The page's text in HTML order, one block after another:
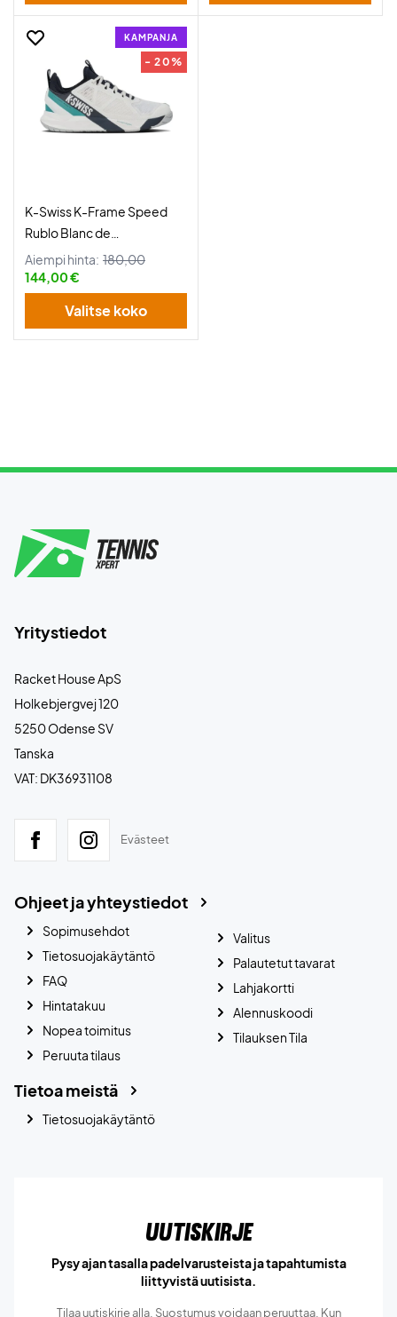
KAMPANJA
- 20%
K-Swiss K-Frame Speed
Rublo Blanc de
Blanc/Carbon/Baltic
Aiempi hinta: 180,00
144,00 €
Valitse koko
Yritystiedot
Racket House ApS
Holkebjergvej 120
5250 Odense SV
Tanska
VAT: DK36931108
Evästeet
Ohjeet ja yhteystiedot
Sopimusehdot
Tietosuojakäytäntö
FAQ
Hintatakuu
Nopea toimitus
Peruuta tilaus
Valitus
Palautetut tavarat
Lahjakortti
Alennuskoodi
Tilauksen Tila
Tietoa meistä
Tietosuojakäytäntö
Uutiskirje
Pysy ajan tasalla padelvarusteista ja tapahtumista
liittyvistä uutisista.
Tilaa uutiskirje alla. Suostumus voidaan peruuttaa. Kun